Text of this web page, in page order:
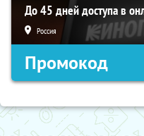
До 45 дней доступа в
Россия
Промокод